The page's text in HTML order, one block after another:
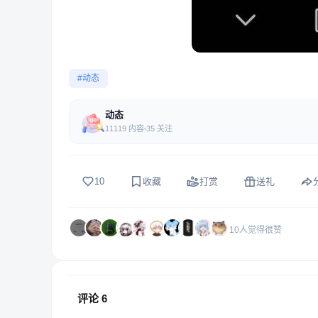
#动态
动态
11119 内容 35 关注
10 收藏 打赏 送礼
10人觉得很赞
评论6